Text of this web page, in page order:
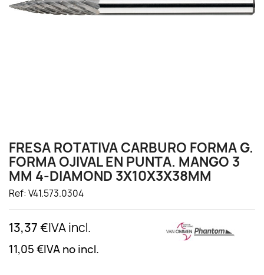
FRESA ROTATIVA CARBURO FORMA G.
FORMA OJIVAL EN PUNTA. MANGO 3
MM 4-DIAMOND 3X10X3X38MM
Ref: V41.573.0304
13,37 €IVA incl.
11,05 €IVA no incl.